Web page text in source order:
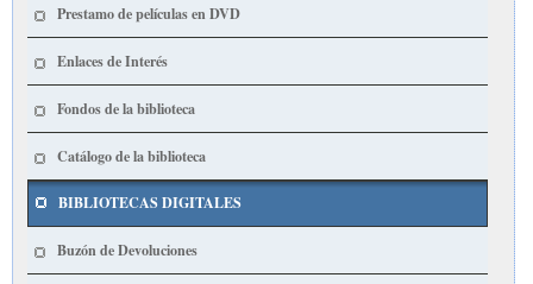
Prestamo de películas en DVD
Enlaces de Interés
Fondos de la biblioteca
Catálogo de la biblioteca
BIBLIOTECAS DIGITALES
Buzón de Devoluciones